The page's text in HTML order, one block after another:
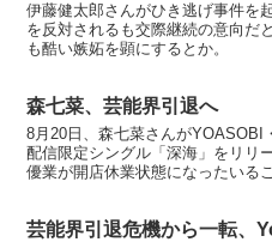
伊藤健太郎さんがひき逃げ事件を
を反対されるも交際継続の意向だ
も酷い嫉妬を顕にするとか。
森七菜、芸能界引退へ
8月20日、森七菜さんがYOASOBI
配信限定シングル「深海」をリリ
優業が開店休業状態になったいる
芸能界引退危機から一転、